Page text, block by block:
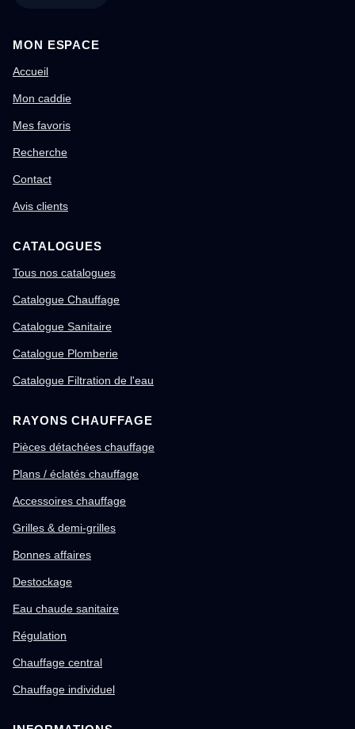
MON ESPACE
Accueil
Mon caddie
Mes favoris
Recherche
Contact
Avis clients
CATALOGUES
Tous nos catalogues
Catalogue Chauffage
Catalogue Sanitaire
Catalogue Plomberie
Catalogue Filtration de l'eau
RAYONS CHAUFFAGE
Pièces détachées chauffage
Plans / éclatés chauffage
Accessoires chauffage
Grilles & demi-grilles
Bonnes affaires
Destockage
Eau chaude sanitaire
Régulation
Chauffage central
Chauffage individuel